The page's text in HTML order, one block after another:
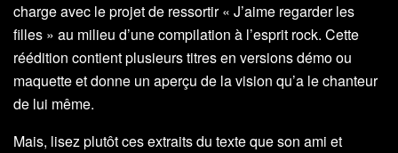
charge avec le projet de ressortir « J’aime regarder les
filles » au milieu d’une compilation à l’esprit rock. Cette
réédition contient plusieurs titres en versions démo ou
maquette et donne un aperçu de la vision qu’a le chanteur
de lui même.
Mais, lisez plutôt ces extraits du texte que son ami et